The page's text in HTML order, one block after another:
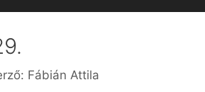
Fábián Attila